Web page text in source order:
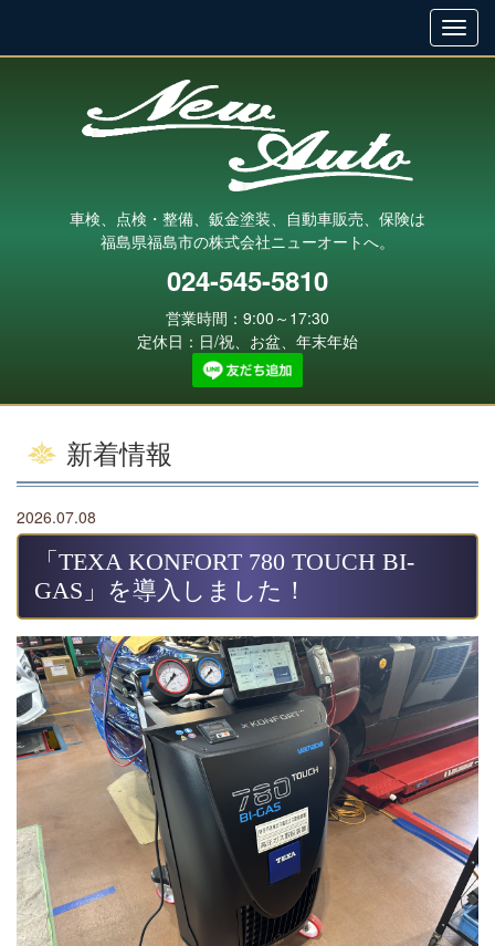
車検、点検・整備、鈑金塗装、自動車販売、保険は
福島県福島市の株式会社ニューオートへ。
024-545-5810
営業時間：9:00～17:30
定休日：日/祝、お盆、年末年始
新着情報
2026.07.08
「TEXA KONFORT 780 TOUCH BI-
GAS」を導入しました！